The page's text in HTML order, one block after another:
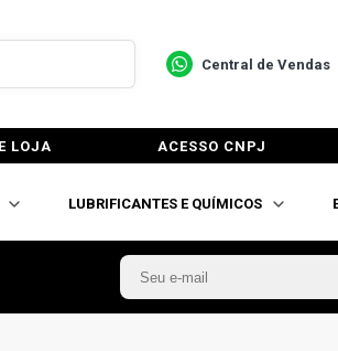
Central de Vendas
LOJA ACESSO CNPJ
LUBRIFICANTES E QUÍMICOS